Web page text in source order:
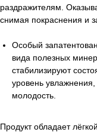
раздражителям.
снимая покраснения и
Особый
вида полезных
стабилизируют
уровень
молодость.
Продукт обладает